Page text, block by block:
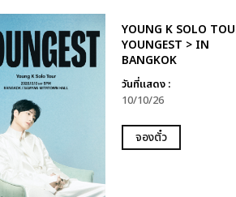
YOUNG K SOLO
YOUNGEST > IN
BANGKOK
วันที่แสดง :
10/10/26
จองตั๋ว